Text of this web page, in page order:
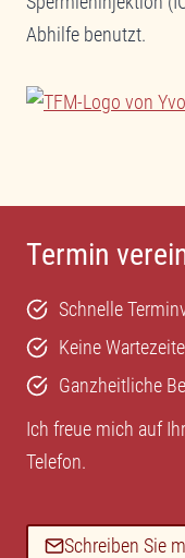
Abhilfe benutzt.
Sie sehen
Termin
Schnelle
Keine
Ganzheitliche
Ich freue mich auf
Telefon.
Schreiben Sie